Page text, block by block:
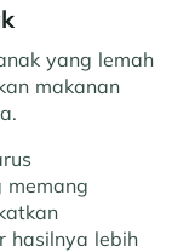
yang lemah
makanan
memang
hasilnya lebih